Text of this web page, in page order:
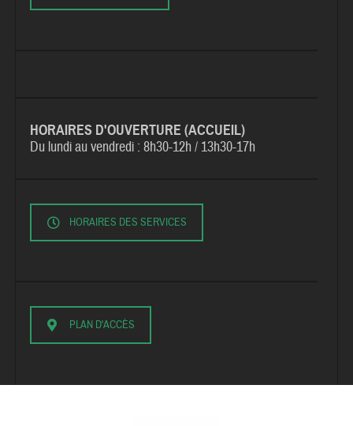
HORAIRES D'OUVERTURE (ACCUEIL)
Du lundi au vendredi :8h30-12h / 13h30-17h
HORAIRES DES SERVICES
PLAN D'ACCÈS